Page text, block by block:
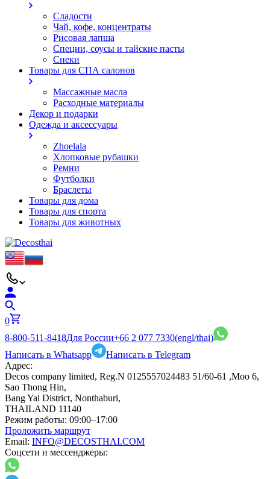
Сладости
Чай, кофе, концентраты
Рисовая лапша
Специи, соусы и тайские пасты
Снеки
Товары для СПА салонов
Массажные масла
Расходные материалы
Декор и подарки
Одежда и аксессуары
Zhoelala
Хлопковые рубашки
Ремни
Футболки
Браслеты
Товары для дома
Товары для спорта
Товары для животных
0
8-800-511-8418Для России+66 2 077 7330(engl/thai)
Написать в Whatsapp
Написать в Telegram
Адрес:
Decos company limited, Reg.N 0125557024483 51/60-61 ,Moo 6,
Sao Thong Hin,
Bang Yai District, Nonthaburi,
THAILAND 11140
Режим работы: 09:00–17:00
Проложить маршрут
Email: INFO@DECOSTHAI.COM
Соцсети и мессенджеры: